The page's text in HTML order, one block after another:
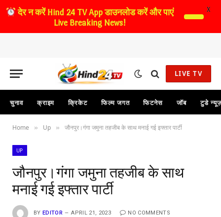
LIVE TV
चुनाव क्राइम क्रिकेट फिल्म जगत फिटनेस जॉब टुडे
Home » Up » जौनपुर।गंगा जमुना तहजीब के साथ मनाई गई इफ्तार पार्टी
UP
जौनपुर।गंगा जमुना तहजीब के साथ
मनाई गई इफ्तार पार्टी
BY EDITOR APRIL 21, 2023 NO COMMENTS
देर न करेंHind 24 TV App डाउनलोड करें और पाएं
Live Breaking News!
X